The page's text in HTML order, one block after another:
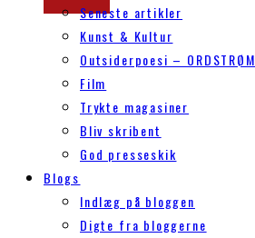
Seneste artikler
Kunst & Kultur
Outsiderpoesi – ORDSTRØM
Film
Trykte magasiner
Bliv skribent
God presseskik
Blogs
Indlæg på bloggen
Digte fra bloggerne